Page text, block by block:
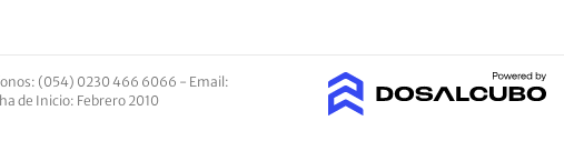
: (054) 0230 466 6066 - Email:
de Inicio: Febrero 2010